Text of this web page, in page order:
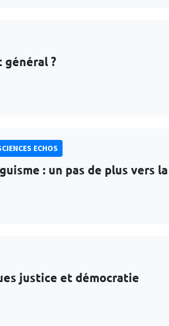
?
ECHOS
: un pas de plus vers
justice et démocratie